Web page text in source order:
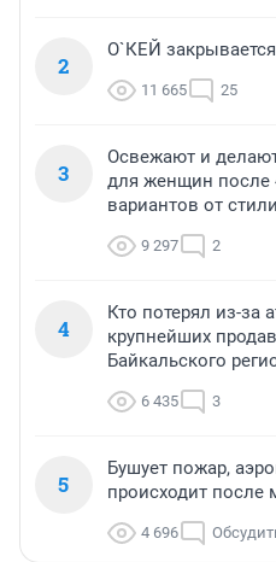
2
О`КЕЙ
11 665 25
3
Освежают и
для женщин после
вариантов от
9 297 2
4
Кто потерял из-за
крупнейших
Байкальского
6 435 3
5
Бушует пожар,
происходит после
4 696